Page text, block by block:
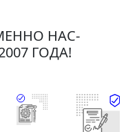
НАС-
ГОДА!